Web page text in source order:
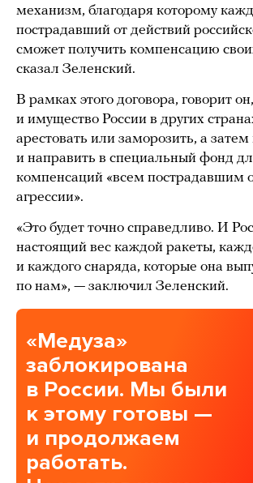
механизм, благодаря которому
пострадавший от действий
сможет получить компенсацию
сказал Зеленский.
В рамках этого договора, говорит
и имущество России в других
арестовать или заморозить, а
и направить в специальный фонд
компенсаций «всем пострадавшим
агрессии».
«Это будет точно справедливо. И
настоящий вес каждой ракеты,
и каждого снаряда, которые она
по нам», — заключил Зеленский.
«Медуза»
заблокирована
в России. Мы были
к этому готовы —
и продолжаем
работать.